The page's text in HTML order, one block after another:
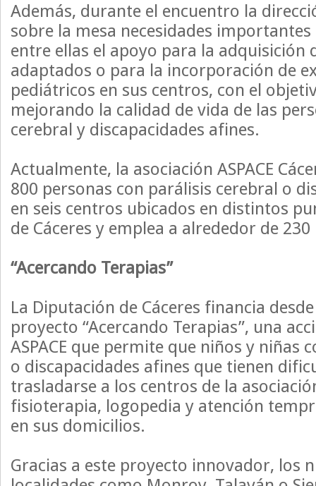
Además, durante el encuentro la
sobre la mesa necesidades
entre ellas el apoyo para la adquisición
adaptados o para la incorporación de
pediátricos en sus centros, con el
mejorando la calidad de vida de las
cerebral y discapacidades afines.
Actualmente, la asociación ASPACE
800 personas con parálisis cerebral o
en seis centros ubicados en distintos
de Cáceres y emplea a alrededor de
“Acercando Terapias”
La Diputación de Cáceres financia
proyecto “Acercando Terapias”, una
ASPACE que permite que niños y niñas
o discapacidades afines que tienen
trasladarse a los centros de la
fisioterapia, logopedia y atención
en sus domicilios.
Gracias a este proyecto innovador, los